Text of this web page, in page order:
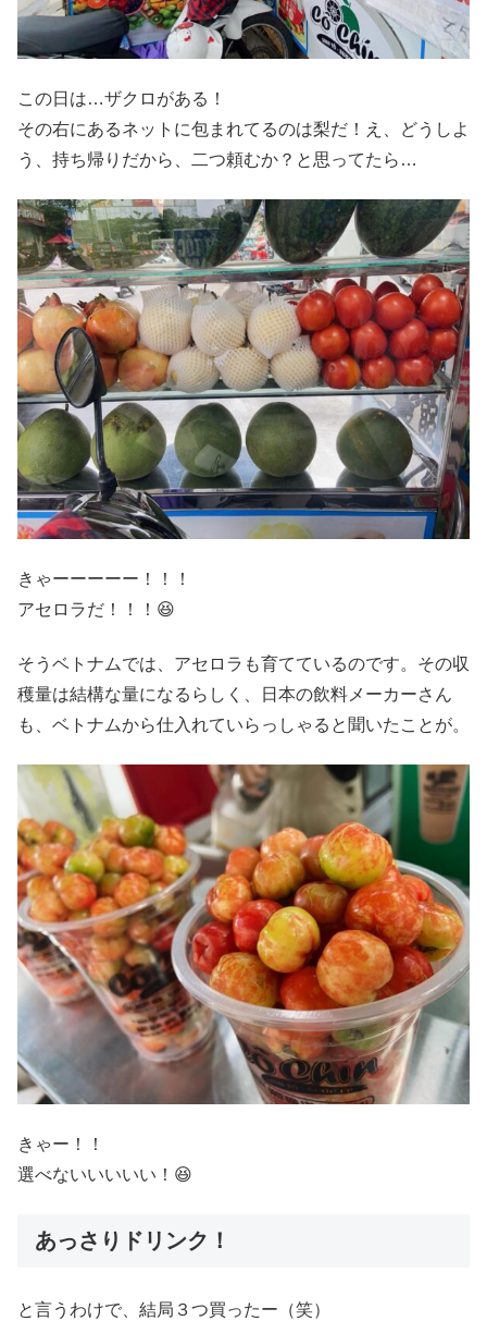
この日は…ザクロがある！
その右にあるネットに包まれてるのは梨だ！え、どうしよ
う、持ち帰りだから、二つ頼むか？と思ってたら…
きゃーーーーー！！！
アセロラだ！！！😆
そうベトナムでは、アセロラも育てているのです。その収
穫量は結構な量になるらしく、日本の飲料メーカーさん
も、ベトナムから仕入れていらっしゃると聞いたことが。
きゃー！！
選べないいいいい！😆
あっさりドリンク！
と言うわけで、結局３つ買ったー（笑）